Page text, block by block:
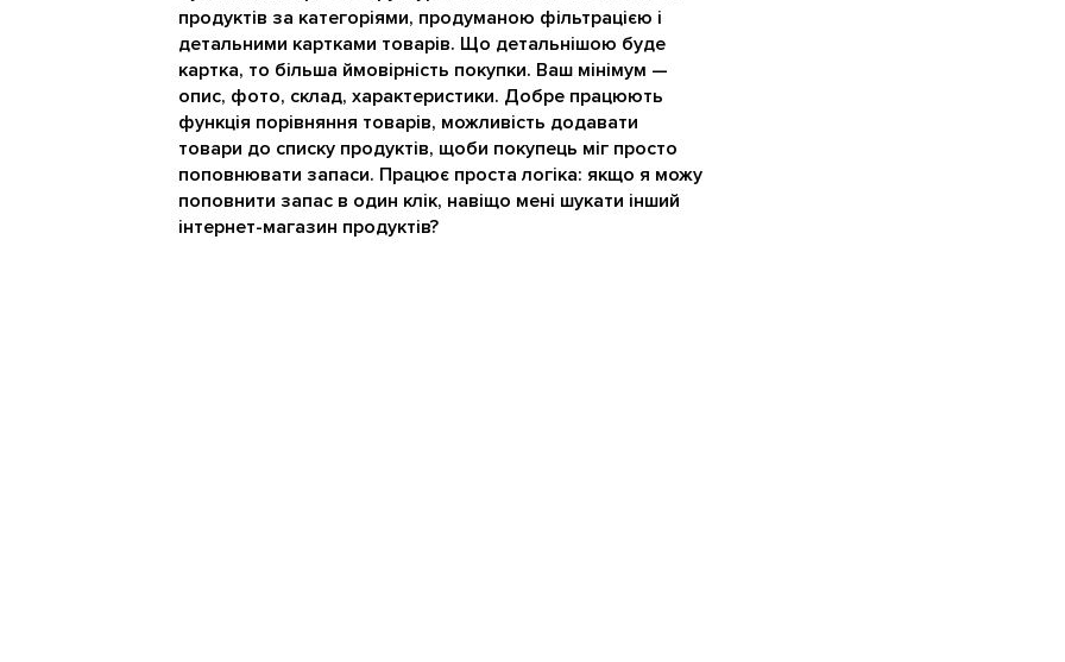
продуктів за категоріями, продуманою фільтрацією і
детальними картками товарів. Що детальнішою буде
картка, то більша ймовірність покупки. Ваш мінімум —
опис, фото, склад, характеристики. Добре працюють
функція порівняння товарів, можливість додавати
товари до списку продуктів, щоби покупець міг просто
поповнювати запаси. Працює проста логіка: якщо я можу
поповнити запас в один клік, навіщо мені шукати інший
інтернет-магазин продуктів?